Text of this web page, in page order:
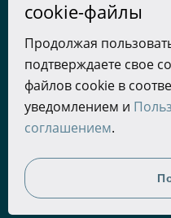
защищены в соответствии
об интеллектуальной
текстовых, фото, аудио и
с согласия
наличии ссылки на ресурс.
гиперссылка.
Разработка сайта
cookie-файлы
Продолжая
подтверждаете свое
файлов cookie в
уведомлением и
соглашением.